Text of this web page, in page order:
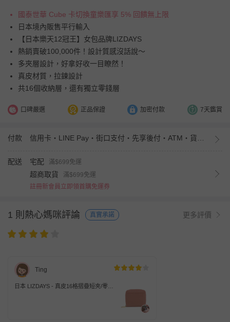
國泰世華 Cube 卡切換童樂匯享 5% 回饋無上限
日本境內販售平行輸入
【日本樂天12冠王】女包品牌LIZDAYS
熱銷賣破100,000件！設計質感沒話說～
多夾層設計，好拿好收一目瞭然！
真皮材質，拉鍊設計
共16個收納層，還有獨立零錢層
口碑嚴選 正品保證 加密付款 7天鑑賞
付款
配送 宅配 滿$699免運
超商取貨
滿$699免運
註冊新會員立即領首購免運券
1 則熱心媽咪評論 真實承諾 更多評價
Ting
日本 LIZDAYS - 真皮16格摺疊短夾/零錢